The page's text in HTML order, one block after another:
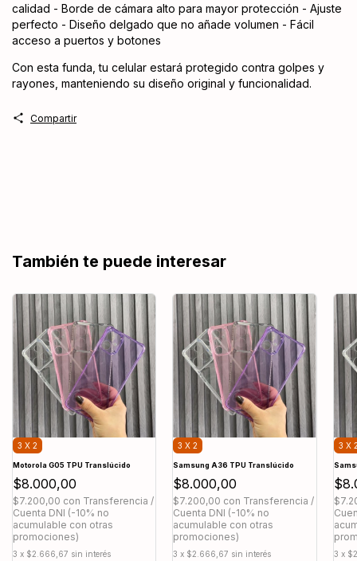
calidad - Borde de cámara alto para mayor protección - Ajuste
perfecto - Diseño delgado que no añade volumen - Fácil
acceso a puertos y botones
Con esta funda, tu celular estará protegido contra golpes y
rayones, manteniendo su diseño original y funcionalidad.
Compartir
También te puede interesar
3 X 2
Motorola G05 TPU Translúcido
$8.000,00
$7.200,00 con Transferencia /
Cuenta DNI (-10% no
acumulable con otras
promociones)
3 x $2.666,67 sin interés
3 X 2
Samsung A36 TPU Translúcido
$8.000,00
$7.200,00 con Transferencia /
Cuenta DNI (-10% no
acumulable con otras
promociones)
3 x $2.666,67 sin interés
3 X
3 x